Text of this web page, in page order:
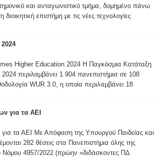
Τι είναι η αμοιβαία μετεγγραφή φοιτητών;
Σύμφωνα με την υπουργική απόφαση με Αριθμ.
2462/Β) ρυθμίζονται τα θέματα για την
σε Σχολές ή Τμήματα των Ιδρυμάτων Ανώτατης
Εκπαίδευσης, έχουν τη...
Διαβάστε περισσότερα
και ανταγωνιστικό τμήμα, δομημένο πάνω
επιστήμη με τις νέες τεχνολογίες
Higher Education 2024 Η Παγκόσμια Κατάταξη
περιλαμβάνει 1.904 πανεπιστήμια σε 108
WUR 3.0, η οποία περιλαμβάνει 18
για τα ΑΕΙ
για τα ΑΕΙ Με Απόφαση της Υπουργού Παιδείας και
282 θέσεις στα Πανεπιστήμια όλης της
4957/2022 (πρώην «διδάσκοντες ΠΔ